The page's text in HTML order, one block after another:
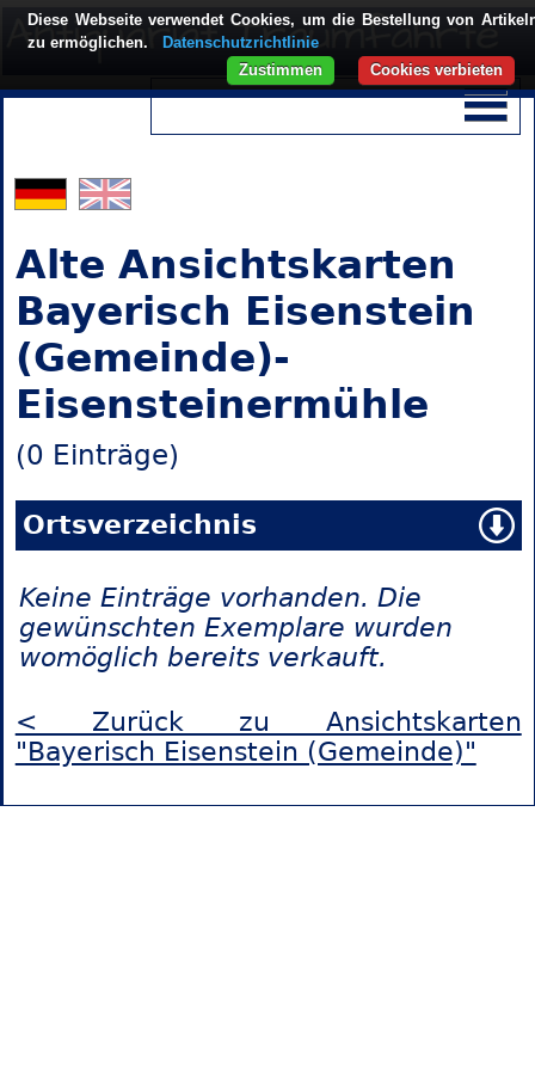
Alte Ansichtskarten
Bayerisch Eisenstein
(Gemeinde)-
Eisensteinermühle
(0 Einträge)
Ortsverzeichnis
Keine Einträge vorhanden. Die
gewünschten Exemplare wurden
womöglich bereits verkauft.
< Zurück zu Ansichtskarten
"Bayerisch Eisenstein (Gemeinde)"
Diese Webseite verwendet Cookies, um die Bestellung von
zu ermöglichen.
Datenschutzrichtlinie
Cookies verbieten
Zustimmen